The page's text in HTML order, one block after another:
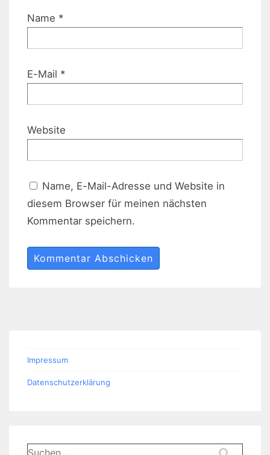
Name *
E-Mail *
Website
Name, E-Mail-Adresse und Website in
diesem Browser für meinen nächsten
Kommentar speichern.
Impressum
Datenschutzerklärung
Suchen